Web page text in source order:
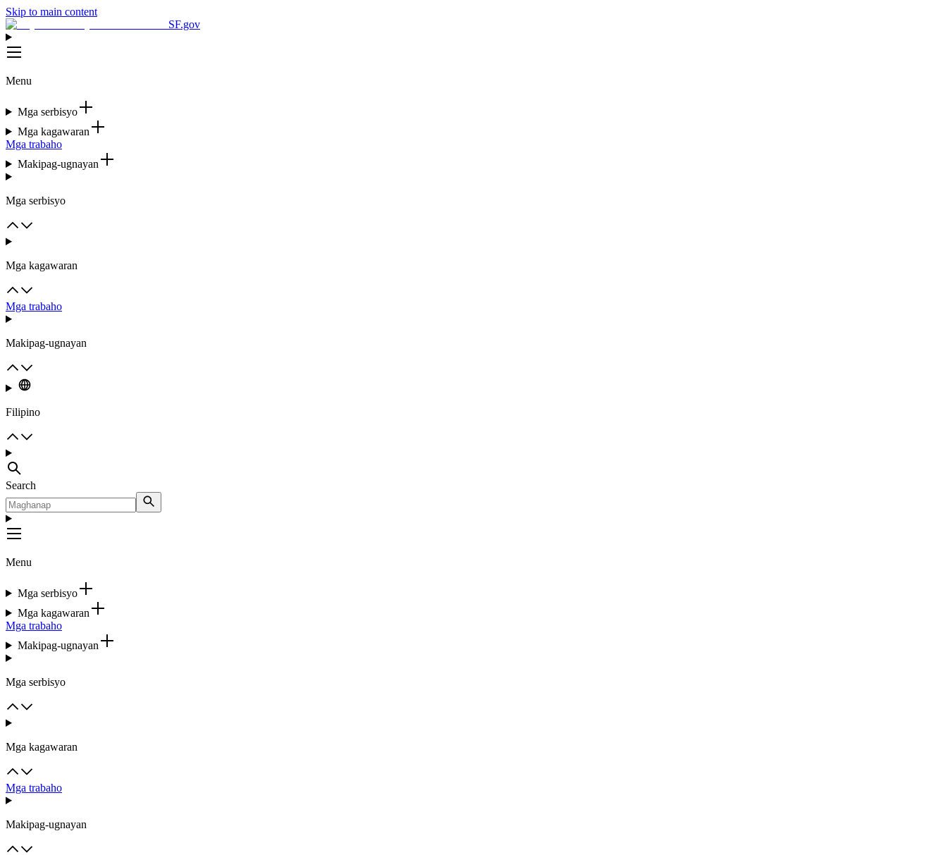
Skip to main content
SF.gov
Menu
Mga serbisyo
Mga kagawaran
Mga trabaho
Makipag-ugnayan
Mga serbisyo
Mga kagawaran
Mga trabaho
Makipag-ugnayan
Filipino
Search
Menu
Mga serbisyo
Mga kagawaran
Mga trabaho
Makipag-ugnayan
Mga serbisyo
Mga kagawaran
Mga trabaho
Makipag-ugnayan